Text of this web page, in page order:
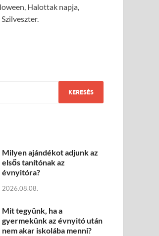
Halottak napja,
Milyen ajándékot adjunk az
elsős tanítónak az
évnyitóra?
2026.08.08.
Mit tegyünk, ha a
gyermekünk az évnyitó után
nem akar iskolába menni?